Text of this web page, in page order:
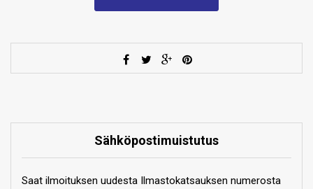
Sähköpostimuistutus
Saat ilmoituksen uudesta Ilmastokatsauksen numerosta